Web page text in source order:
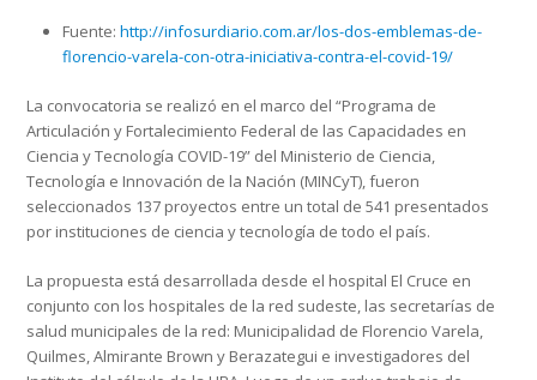
Fuente:http://infosurdiario.com.ar/los-dos-emblemas-de-
florencio-varela-con-otra-iniciativa-contra-el-covid-19/
La convocatoria se realizó en el marco del “Programa de
Articulación y Fortalecimiento Federal de las Capacidades en
Ciencia y Tecnología COVID-19” del Ministerio de Ciencia,
Tecnología e Innovación de la Nación (MINCyT), fueron
seleccionados 137 proyectos entre un total de 541 presentados
por instituciones de ciencia y tecnología de todo el país.
La propuesta está desarrollada desde el hospital El Cruce en
conjunto con los hospitales de la red sudeste, las secretarías de
salud municipales de la red: Municipalidad de Florencio Varela,
Quilmes, Almirante Brown y Berazategui e investigadores del